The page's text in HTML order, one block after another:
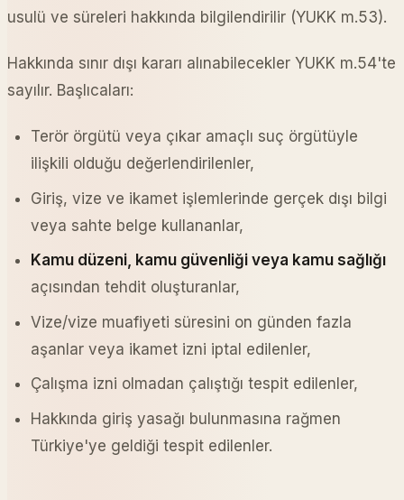
usulü ve süreleri hakkında bilgilendirilir (YUKK m.53).
Hakkında sınır dışı kararı alınabilecekler YUKK m.54'te
sayılır. Başlıcaları:
Terör örgütü veya çıkar amaçlı suç örgütüyle
ilişkili olduğu değerlendirilenler,
Giriş, vize ve ikamet işlemlerinde gerçek dışı bilgi
veya sahte belge kullananlar,
Kamu düzeni, kamu güvenliği veya kamu sağlığı
açısından tehdit oluşturanlar,
Vize/vize muafiyeti süresini on günden fazla
aşanlar veya ikamet izni iptal edilenler,
Çalışma izni olmadan çalıştığı tespit edilenler,
Hakkında giriş yasağı bulunmasına rağmen
Türkiye'ye geldiği tespit edilenler.